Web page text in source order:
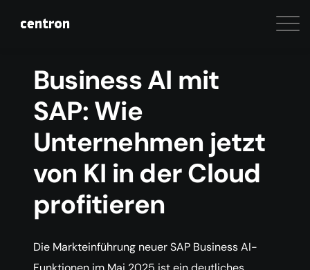
Business AI mit
SAP: Wie
Unternehmen jetzt
von KI in der Cloud
profitieren
Die Markteinführung neuer SAP Business AI-